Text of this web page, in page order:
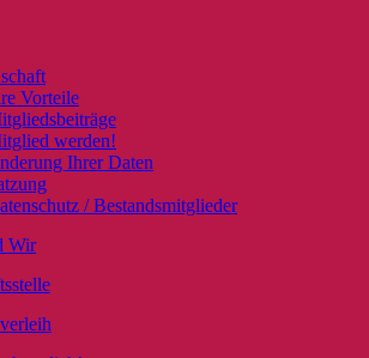
Vorteile
werden!
Ihrer Daten
/ Bestandsmitglieder
Wir